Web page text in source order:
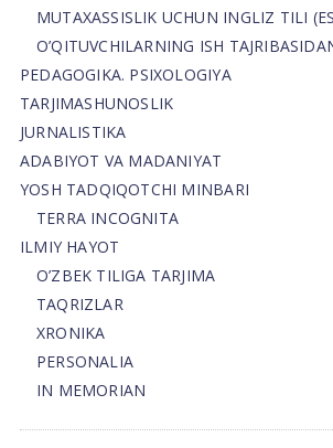
MUTAXASSISLIK UCHUN INGLIZ TILI
O’QITUVCHILARNING ISH
PEDAGOGIKA. PSIXOLOGIYA
TARJIMASHUNOSLIK
JURNALISTIKA
ADABIYOT VA MADANIYAT
YOSH TADQIQOTCHI MINBARI
TERRA INCOGNITA
ILMIY HAYOT
O’ZBEK TILIGA TARJIMA
TAQRIZLAR
XRONIKA
PERSONALIA
IN MEMORIAN